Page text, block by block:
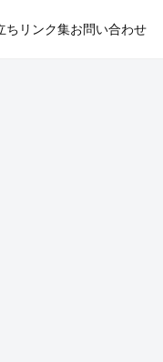
ちリンク集お問い合わせ